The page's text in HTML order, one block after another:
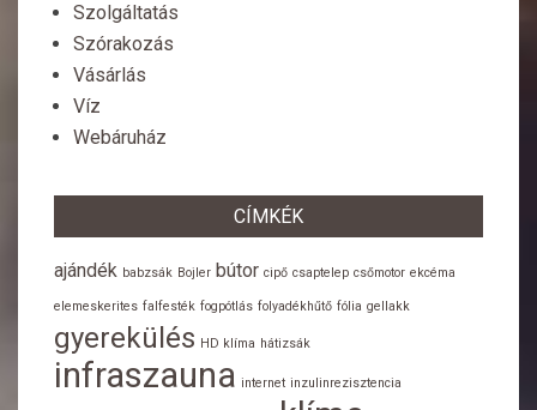
Szolgáltatás
Szórakozás
Vásárlás
Víz
Webáruház
CÍMKÉK
ajándék babzsák Bojler bútor cipő csaptelep csőmotor ekcéma
elemeskerites falfesték fogpótlás folyadékhűtő fólia gellakk
gyerekülés HD klíma hátizsák
infraszauna internet inzulinrezisztencia